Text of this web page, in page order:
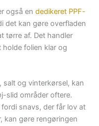
også endedikeret PPF-
det kan gøre overfladen
tørre af. Det handler
holde folien klar og
salt og vinterkørsel, kan
slid områder oftere.
snavs, der får lov at
kan gøre rengøringen